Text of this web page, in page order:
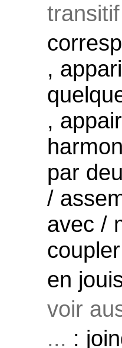
,
,
par
/
avec /
en
voir
... :